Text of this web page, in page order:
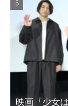
映画『少女